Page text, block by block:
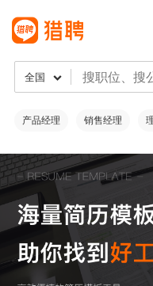
全国
产品经理 销售经理